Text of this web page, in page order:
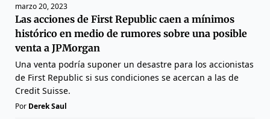
marzo 20, 2023
Las acciones de First Republic caen a mínimos
histórico en medio de rumores sobre una posible
venta a JPMorgan
Una venta podría suponer un desastre para los accionistas
de First Republic si sus condiciones se acercan a las de
Credit Suisse.
Por Derek Saul